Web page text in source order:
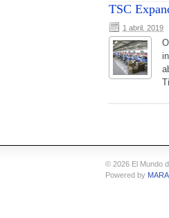
TSC
1 abril, 2019
© 2026 El Mundo
Powered by